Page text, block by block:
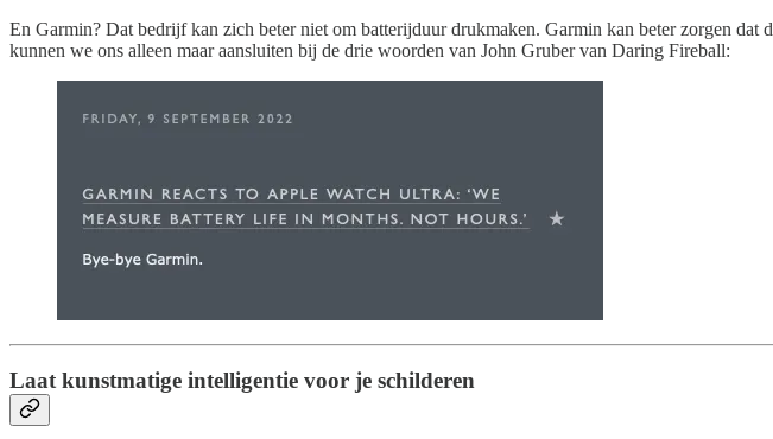
En Garmin? Dat bedrijf kan zich beter niet om batterijduur drukmaken. Garmin kan beter zorgen
kunnen we ons alleen maar aansluiten bij de drie woorden van John Gruber van Daring Fireball:
Laat kunstmatige intelligentie voor je schilderen